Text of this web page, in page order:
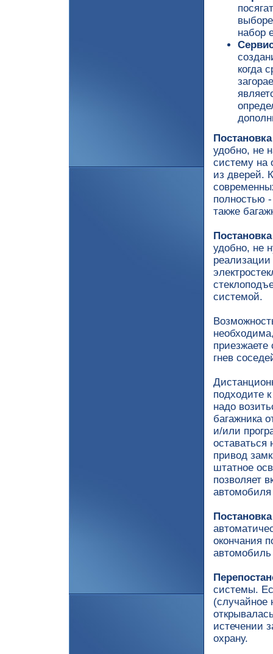
набор
когда
удобно, не
систему на
из дверей.
полностью -
также
удобно, не
системой.
гнев
подходите
надо
багажника
и/или
привод
штатное
позволяет
окончания
системы.
(случайное
истечении
охрану.